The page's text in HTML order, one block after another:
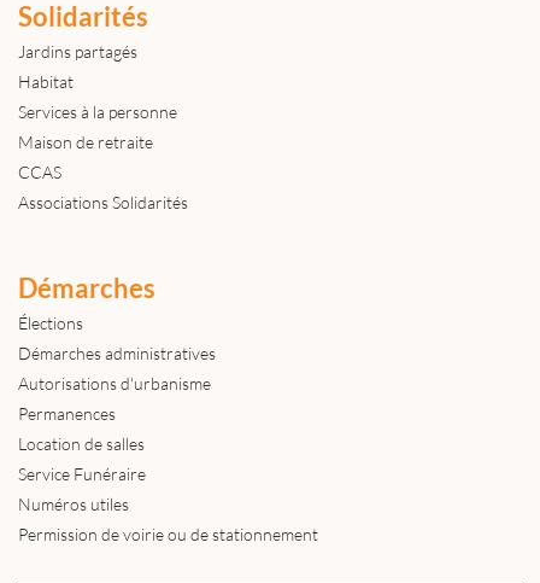
Solidarités
Jardins partagés
Habitat
Services à la personne
Maison de retraite
CCAS
Associations Solidarités
Démarches
Élections
Démarches administratives
Autorisations d'urbanisme
Permanences
Location de salles
Service Funéraire
Numéros utiles
Permission de voirie ou de stationnement